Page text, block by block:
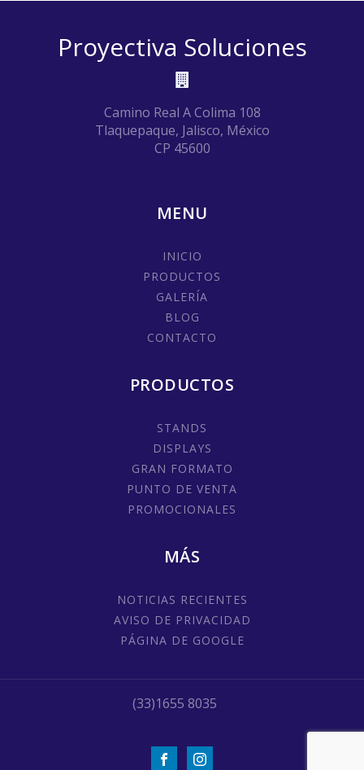
Proyectiva Soluciones
Camino Real A Colima 108
Tlaquepaque, Jalisco, México
CP 45600
MENU
INICIO
PRODUCTOS
GALERÍA
BLOG
CONTACTO
PRODUCTOS
STANDS
DISPLAYS
GRAN FORMATO
PUNTO DE VENTA
PROMOCIONALES
MÁS
NOTICIAS RECIENTES
AVISO DE PRIVACIDAD
PÁGINA DE GOOGLE
(33)1655 8035